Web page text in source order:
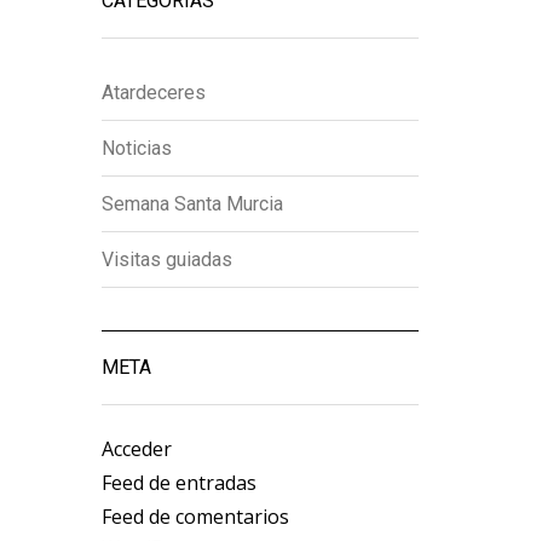
Atardeceres
Noticias
Semana Santa Murcia
Visitas guiadas
META
Acceder
Feed de entradas
Feed de comentarios